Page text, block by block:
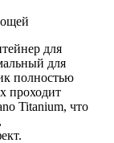
для
для
полностью
проходит
Titanium, что